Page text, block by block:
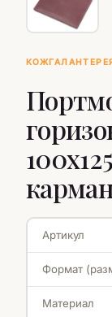
Артикул
Формат
Материал